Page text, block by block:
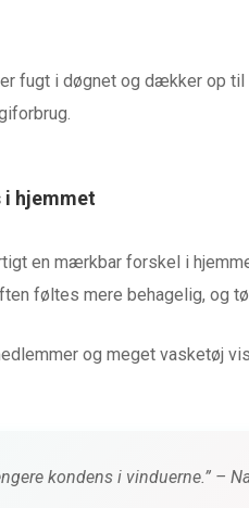
fugt i døgnet og dækker op til
hjemmet
en mærkbar forskel i
føltes mere behagelig, og
og meget vasketøj
kondens i vinduerne.” –
4 måneder siden